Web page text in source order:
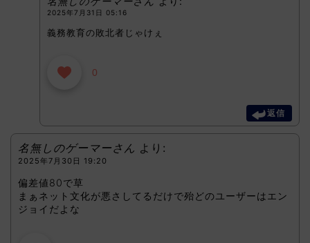
2025年7月31日 05:16
義務教育の敗北者じゃけぇ
0
返信
名無しのゲーマーさん より:
2025年7月30日 19:20
偏差値80で草
まぁネット文化が悪さしてるだけで殆どのユーザーはエン
ジョイだよな